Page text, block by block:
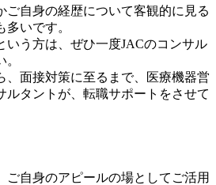
ご自身の経歴について客観的に見る
いです。
いう方は、ぜひ一度JACのコンサル
、面接対策に至るまで、医療機器営
ルタントが、転職サポートをさせて
ご自身のアピールの場としてご活用